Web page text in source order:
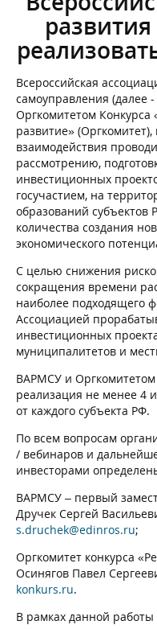
Всероссийская
самоуправления (далее
Оргкомитетом Конкурса
развитие»
взаимодействия
рассмотрению,
инвестиционных
госучастием, на
образований субъектов
количества создания
экономического
С целью снижения
сокращения времени
наиболее подходящего
Ассоциацией
инвестиционных
муниципалитетов и
ВАРМСУ и
реализация не менее 4
от каждого субъекта РФ.
По всем вопросам
/ вебинаров и
инвесторами
ВАРМСУ – первый
Дручек Сергей
s.druchek@edinros.ru;
Оргкомитет конкурса
Осинягов Павел
konkurs.ru.
В рамках данной